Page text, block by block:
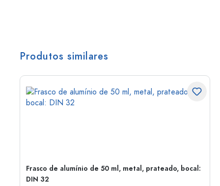
Produtos similares
Frasco de alumínio de 50 ml, metal, prateado, bocal:
DIN 32